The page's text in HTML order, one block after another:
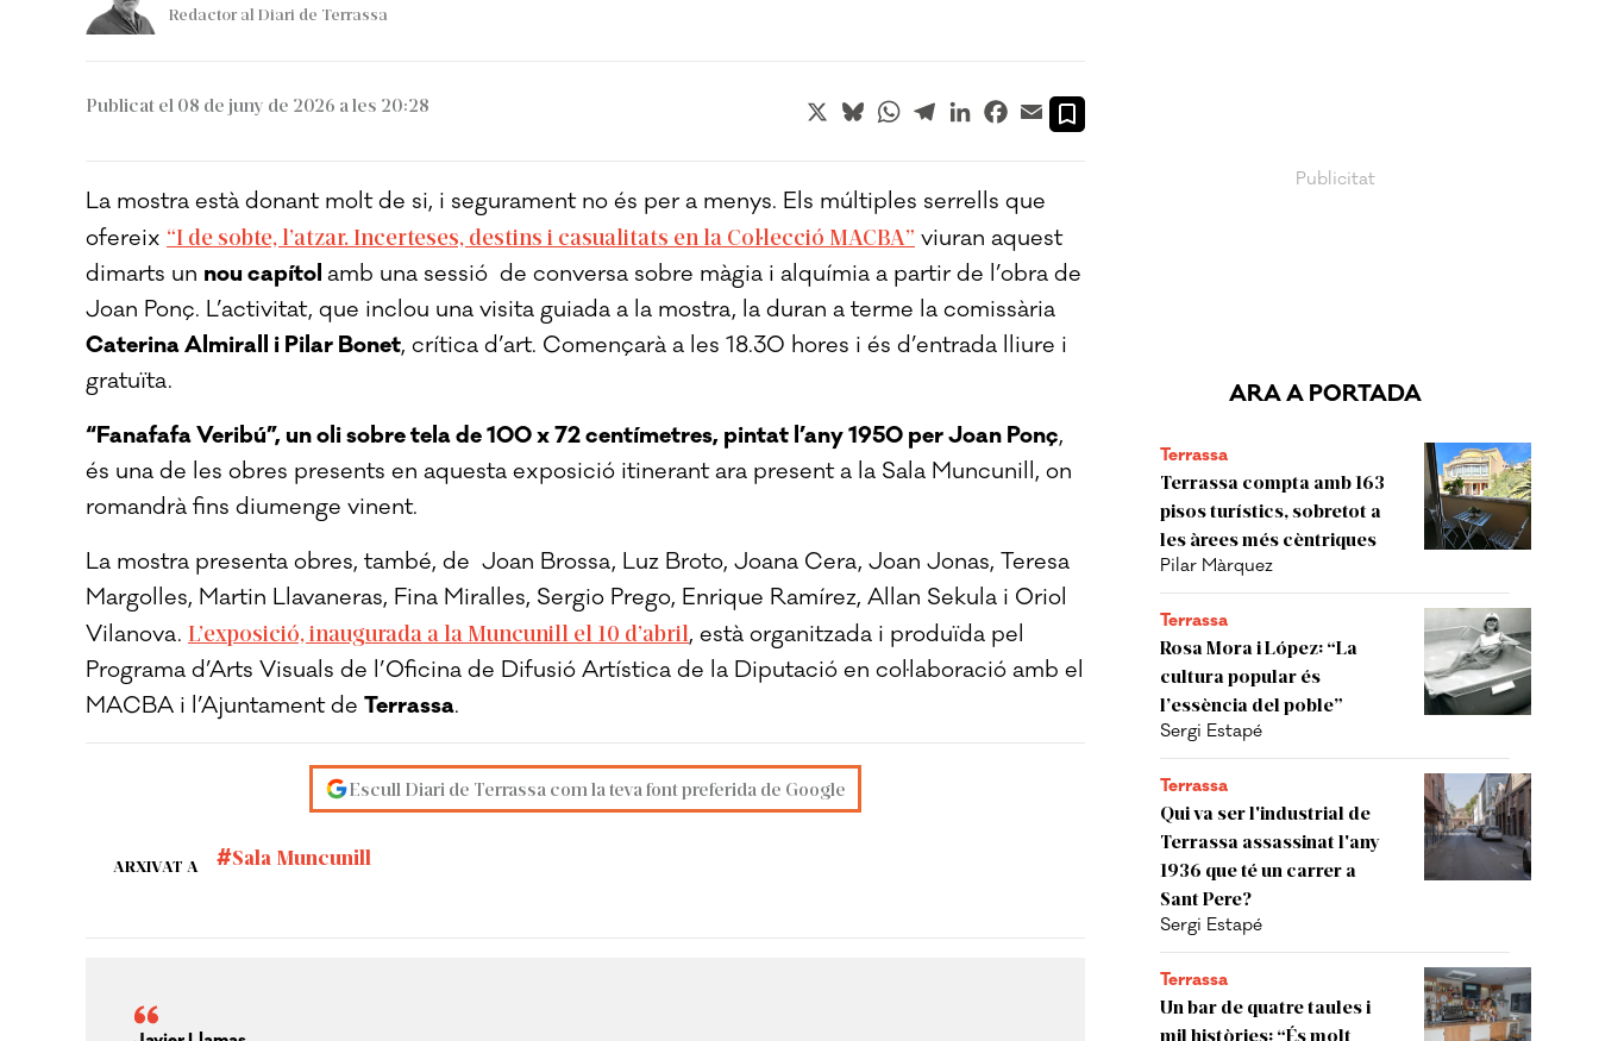
ARA A PORTADA
Terrassa
Terrassa compta amb 163
pisos turístics, sobretot a
les àrees més cèntriques
Pilar Màrquez
Terrassa
Rosa Mora i López: “La
cultura popular és
l’essència del poble”
Sergi Estapé
Terrassa
Qui va ser l'industrial de
Terrassa assassinat l'any
1936 que té un carrer a
Sant Pere?
Sergi Estapé
Terrassa
Un bar de quatre taules i
mil històries: “És molt
Redactor al Diari de Terrassa
Publicat el 08 de juny de 2026 a les 20:28 X BlueskyWhatsApp
TelegramLinkedInFacebook
Email
La mostra està donant molt de si, i segurament no és per a menys. Els múltiples serrells que
ofereix “I de sobte, l’atzar. Incerteses, destins i casualitats en la Col·lecció MACBA” viuran aquest
dimarts un nou capítol amb una sessió de conversa sobre màgia i alquímia a partir de l’obra de
Joan Ponç. L’activitat, que inclou una visita guiada a la mostra, la duran a terme la comissària
Caterina Almirall i Pilar Bonet, crítica d’art. Començarà a les 18.30 hores i és d’entrada lliure i
gratuïta.
“Fanafafa Veribú”, un oli sobre tela de 100 x 72 centímetres, pintat l’any 1950 per Joan Ponç,
és una de les obres presents en aquesta exposició itinerant ara present a la Sala Muncunill, on
romandrà fins diumenge vinent.
La mostra presenta obres, també, de Joan Brossa, Luz Broto, Joana Cera, Joan Jonas, Teresa
Margolles, Martin Llavaneras, Fina Miralles, Sergio Prego, Enrique Ramírez, Allan Sekula i Oriol
Vilanova. L’exposició, inaugurada a la Muncunill el 10 d’abril, està organitzada i produïda pel
Programa d’Arts Visuals de l’Oficina de Difusió Artística de la Diputació en col·laboració amb el
MACBA i l’Ajuntament de Terrassa.
Escull Diari de Terrassa com la teva font preferida de Google
ARXIVAT A Sala Muncunill